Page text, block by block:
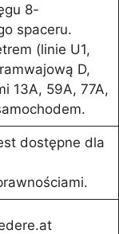
8-
spaceru.
(linie U1,
D,
13A, 59A, 77A,
dostępne dla